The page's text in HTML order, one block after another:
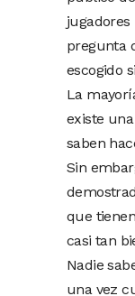
pregunta
escogido
La
existe
saben
Sin
que
casi tan
Nadie
una vez